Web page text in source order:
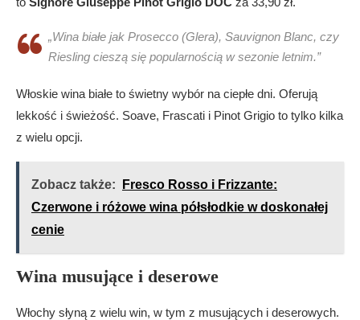
„Wina białe jak Prosecco (Glera), Sauvignon Blanc, czy
Riesling cieszą się popularnością w sezonie letnim.”
Włoskie wina białe to świetny wybór na ciepłe dni. Oferują
lekkość i świeżość. Soave, Frascati i Pinot Grigio to tylko kilka
z wielu opcji.
Zobacz także:
Fresco Rosso i Frizzante:
Czerwone i różowe wina półsłodkie w doskonałej
cenie
Wina musujące i deserowe
Włochy słyną z wielu win, w tym z musujących i deserowych.